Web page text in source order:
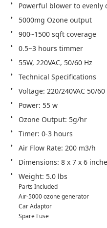
Powerful blower to evenly
Weight: 5.0 lbs
Parts Included
Air-5000 ozone generator
Car Adaptor
Spare Fuse